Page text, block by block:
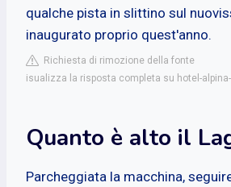
qualche pista in slittino sul
inaugurato proprio quest'anno.
Richiesta di rimozione della fonte
isualizza la risposta completa su hotel-
Quanto è alto il
Parcheggiata la macchina,